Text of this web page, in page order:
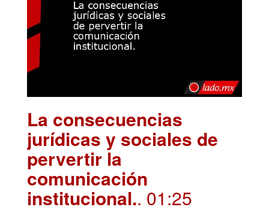
La consecuencias
jurídicas y sociales de
pervertir la
comunicación
institucional.. 01:25